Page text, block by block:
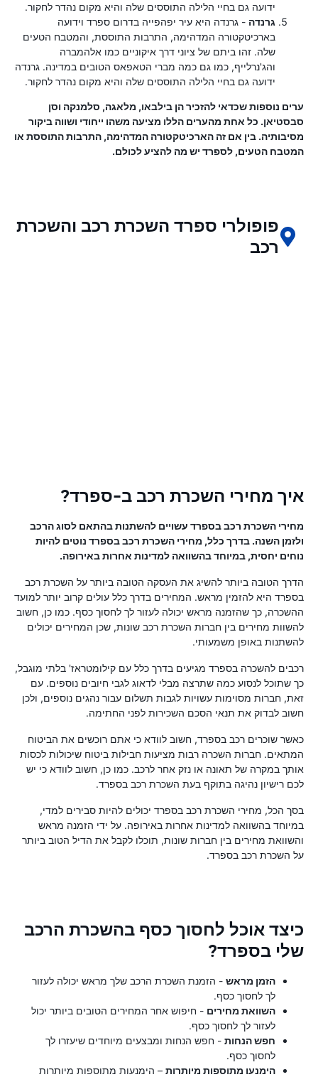
ידועה גם בחיי הלילה התוססים שלה והיא מקום נהדר לחקור.
גרנדה - גרנדה היא עיר יפהפייה בדרום ספרד וידועה
בארכיטקטורה המדהימה, התרבות התוססת, והמטבח הטעים
שלה. זהו ביתם של ציוני דרך איקוניים כמו אלהמברה
והג'נרלייף, כמו גם כמה מברי הטאפאס הטובים במדינה. גרנדה
ידועה גם בחיי הלילה התוססים שלה והיא מקום נהדר לחקור.
ערים נוספות שכדאי להזכיר הן בילבאו, מלאגה, סלמנקה וסן
סבסטיאן. כל אחת מהערים הללו מציעה משהו ייחודי ושווה ביקור
מסיבותיה. בין אם זה הארכיטקטורה המדהימה, התרבות התוססת או
המטבח הטעים, לספרד יש מה להציע לכולם.
פופולרי ספרד השכרת רכב והשכרת
רכב
איך מחירי השכרת רכב ב-ספרד?
מחירי השכרת רכב בספרד עשויים להשתנות בהתאם לסוג הרכב
ולזמן השנה. בדרך כלל, מחירי השכרת רכב בספרד נוטים להיות
נוחים יחסית, במיוחד בהשוואה למדינות אחרות באירופה.
הדרך הטובה ביותר להשיג את העסקה הטובה ביותר על השכרת רכב
בספרד היא להזמין מראש. המחירים בדרך כלל עולים קרוב יותר למועד
ההשכרה, כך שהזמנה מראש יכולה לעזור לך לחסוך כסף. כמו כן, חשוב
להשוות מחירים בין חברות השכרת רכב שונות, שכן המחירים יכולים
להשתנות באופן משמעותי.
רכבים להשכרה בספרד מגיעים בדרך כלל עם קילומטראז' בלתי מוגבל,
כך שתוכל לנסוע כמה שתרצה מבלי לדאוג לגבי חיובים נוספים. עם
זאת, חברות מסוימות עשויות לגבות תשלום עבור נהגים נוספים, ולכן
חשוב לבדוק את תנאי הסכם השכירות לפני החתימה.
כאשר שוכרים רכב בספרד, חשוב לוודא כי אתם רוכשים את הביטוח
המתאים. חברות השכרה רבות מציעות חבילות ביטוח שיכולות לכסות
אותך במקרה של תאונה או נזק אחר לרכב. כמו כן, חשוב לוודא כי יש
לכם רישיון נהיגה בתוקף בעת השכרת רכב בספרד.
בסך הכל, מחירי השכרת רכב בספרד יכולים להיות סבירים למדי,
במיוחד בהשוואה למדינות אחרות באירופה. על ידי הזמנה מראש
והשוואת מחירים בין חברות שונות, תוכלו לקבל את הדיל הטוב ביותר
על השכרת רכב בספרד.
כיצד אוכל לחסוך כסף בהשכרת הרכב
שלי בספרד?
הזמן מראש - הזמנת השכרת הרכב שלך מראש יכולה לעזור
לך לחסוך כסף.
השוואת מחירים - חיפוש אחר המחירים הטובים ביותר יכול
לעזור לך לחסוך כסף.
חפש הנחות - חפש הנחות ומבצעים מיוחדים שיעזרו לך
לחסוך כסף.
הימנעו מתוספות מיותרות – הימנעות מתוספות מיותרות